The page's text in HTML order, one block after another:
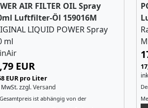
AIR FILTER OIL Spray
Luftfilter-Öl 159016M
LIQUID POWER Spray
ml
EUR
EUR pro Liter
zzgl.Versand
ist abhängig von der